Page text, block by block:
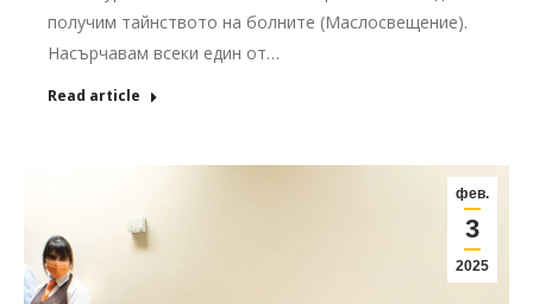
получим тайнството на болните (Маслосвещение).
Насърчавам всеки един от…
Read article
фев.
3
2025